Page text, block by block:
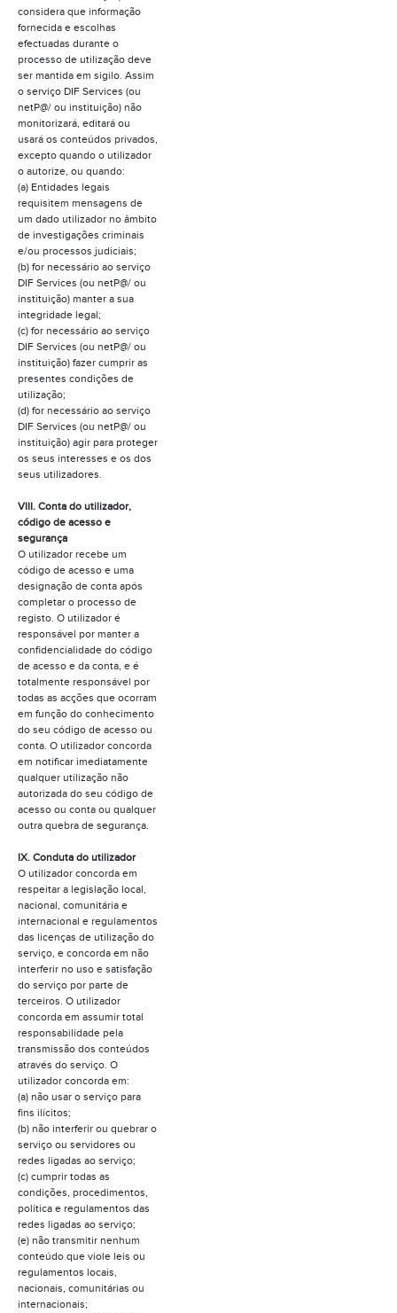
considera que informação
fornecida e escolhas
efectuadas durante o
processo de utilização deve
ser mantida em sigilo. Assim
o serviço DIF Services (ou
netP@/ ou instituição) não
monitorizará, editará ou
usará os conteúdos privados,
excepto quando o utilizador
o autorize, ou quando:
(a) Entidades legais
requisitem mensagens de
um dado utilizador no âmbito
de investigações criminais
e/ou processos judiciais;
(b) for necessário ao serviço
DIF Services (ou netP@/ ou
instituição) manter a sua
integridade legal;
(c) for necessário ao serviço
DIF Services (ou netP@/ ou
instituição) fazer cumprir as
presentes condições de
utilização;
(d) for necessário ao serviço
DIF Services (ou netP@/ ou
instituição) agir para proteger
os seus interesses e os dos
seus utilizadores.
VIII. Conta do utilizador,
código de acesso e
segurança
O utilizador recebe um
código de acesso e uma
designação de conta após
completar o processo de
registo. O utilizador é
responsável por manter a
confidencialidade do código
de acesso e da conta, e é
totalmente responsável por
todas as acções que ocorram
em função do conhecimento
do seu código de acesso ou
conta. O utilizador concorda
em notificar imediatamente
qualquer utilização não
autorizada do seu código de
acesso ou conta ou qualquer
outra quebra de segurança.
IX. Conduta do utilizador
O utilizador concorda em
respeitar a legislação local,
nacional, comunitária e
internacional e regulamentos
das licenças de utilização do
serviço, e concorda em não
interferir no uso e satisfação
do serviço por parte de
terceiros. O utilizador
concorda em assumir total
responsabilidade pela
transmissão dos conteúdos
através do serviço. O
utilizador concorda em:
(a) não usar o serviço para
fins ilícitos;
(b) não interferir ou quebrar o
serviço ou servidores ou
redes ligadas ao serviço;
(c) cumprir todas as
condições, procedimentos,
política e regulamentos das
redes ligadas ao serviço;
(e) não transmitir nenhum
conteúdo que viole leis ou
regulamentos locais,
nacionais, comunitárias ou
internacionais;